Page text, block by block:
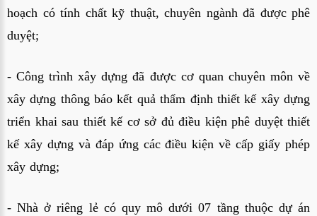
hoạch có tính chất kỹ thuật, chuyên ngành đã được phê
duyệt;
- Công trình xây dựng đã được cơ quan chuyên môn về
xây dựng thông báo kết quả thẩm định thiết kế xây dựng
triển khai sau thiết kế cơ sở đủ điều kiện phê duyệt thiết
kế xây dựng và đáp ứng các điều kiện về cấp giấy phép
xây dựng;
- Nhà ở riêng lẻ có quy mô dưới 07 tầng thuộc dự án